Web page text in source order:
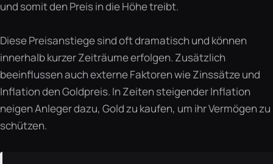
und somit den Preis in die Höhe treibt.
Diese Preisanstiege sind oft dramatisch und können
innerhalb kurzer Zeiträume erfolgen. Zusätzlich
beeinflussen auch externe Faktoren wie Zinssätze und
Inflation den Goldpreis. In Zeiten steigender Inflation
neigen Anleger dazu, Gold zu kaufen, um ihr Vermögen zu
schützen.